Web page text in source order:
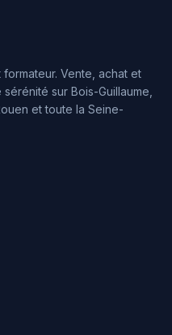
formateur. Vente, achat et
sur Bois-Guillaume,
et toute la Seine-